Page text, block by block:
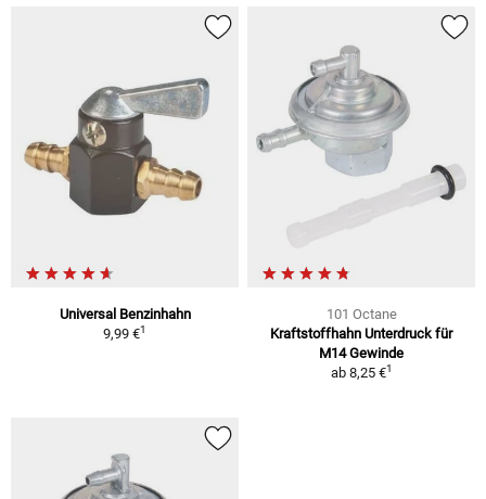
Universal Benzinhahn
9,99 €1
101 Octane
Kraftstoffhahn Unterdruck für
M14 Gewinde
ab 8,25 €1